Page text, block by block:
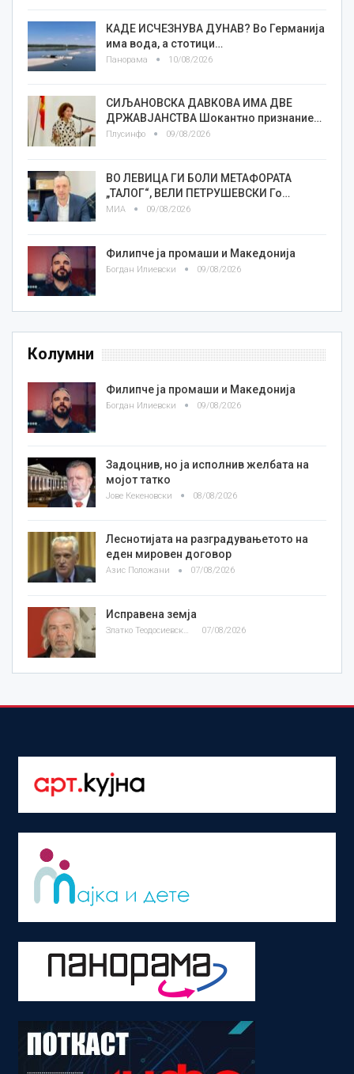
КАДЕ ИСЧЕЗНУВА ДУНАВ? Во Германија
има вода, а стотици…
Панорама 10/08/2026
СИЉАНОВСКА ДАВКОВА ИМА ДВЕ
ДРЖАВЈАНСТВА Шокантно признание…
Плусинфо 09/08/2026
ВО ЛЕВИЦА ГИ БОЛИ МЕТАФОРАТА
„ТАЛОГ“, ВЕЛИ ПЕТРУШЕВСКИ Го…
МИА 09/08/2026
Филипче ја промаши и Македонија
Богдан Илиевски 09/08/2026
Колумни
Филипче ја промаши и Македонија
Богдан Илиевски 09/08/2026
Задоцнив, но ја исполнив желбата на
мојот татко
Јове Кекеновски 08/08/2026
Леснотијата на разградувањетото на
еден мировен договор
Азис Положани 07/08/2026
Исправена земја
Златко Теодосиевски 07/08/2026